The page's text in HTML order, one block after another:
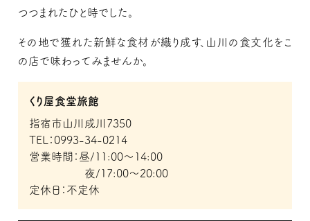
つつまれたひと時でした。
その地で獲れた新鮮な食材が織り成す、山川の食文化をこ
の店で味わってみませんか。
くり屋食堂旅館
指宿市山川成川7350
TEL：0993-34-0214
営業時間：昼/11:00～14:00
夜/17:00～20:00
定休日：不定休